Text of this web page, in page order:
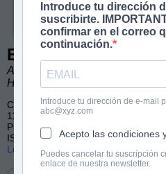
Introduce tu dirección
suscribirte.
confirmar en el correo
continuación.
Introduce tu dirección de e-mail
abc@xyz.com
Acepto las condiciones
Puedes cancelar tu suscripción
enlace de nuestra newsletter.
El gran libro del
Alba Quintas Garciandia.
Hernández.
Conocimiento
112 páginas
Publicado en castellano y catalán
ISBN: 9788468376615
Lee las primeras páginas
Cómpralo en